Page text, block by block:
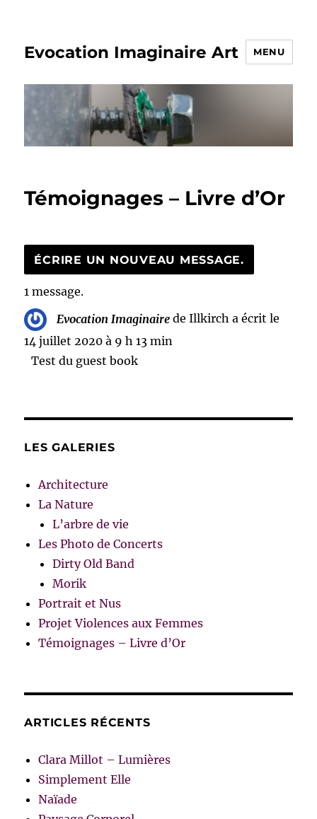
Evocation Imaginaire Art MENU
Témoignages – Livre d’Or
1 message.
Evocation Imaginaire de Illkirch a écrit le
14 juillet 2020 à 9 h 13 min
Test du guest book
LES GALERIES
Architecture
La Nature
L’arbre de vie
Les Photo de Concerts
Dirty Old Band
Morik
Portrait et Nus
Projet Violences aux Femmes
Témoignages – Livre d’Or
ARTICLES RÉCENTS
Clara Millot – Lumières
Simplement Elle
Naïade